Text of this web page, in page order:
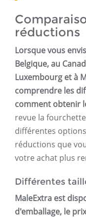
réductions
Lorsque vous
Belgique, au
Luxembourg et à
comprendre les
comment obtenir
revue la
différentes
réductions que
votre achat plus
Différentes
MaleExtra est
d'emballage, le